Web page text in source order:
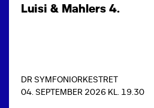
Luisi & Mahlers 4.
DR SYMFONIORKESTRET
04. SEPTEMBER 2026 KL. 19.30